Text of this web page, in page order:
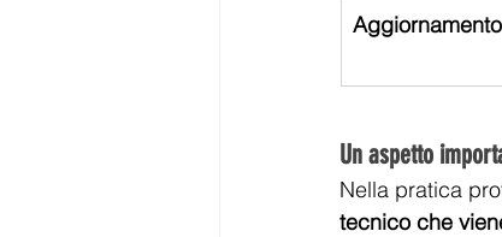
Un aspetto
Nella pratica
tecnico che